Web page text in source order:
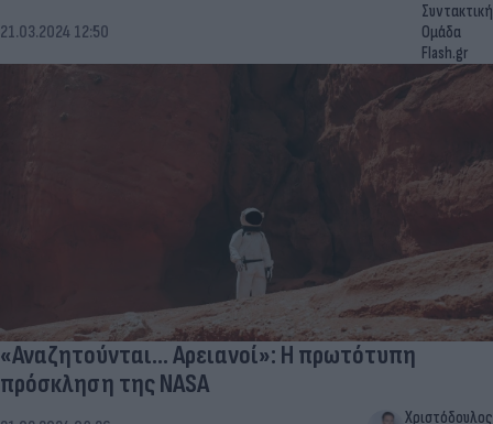
21.03.2024 12:50
Συντακτική
Ομάδα
Flash.gr
«Αναζητούνται... Αρειανοί»: Η πρωτότυπη
πρόσκληση της NASA
Χριστόδουλος